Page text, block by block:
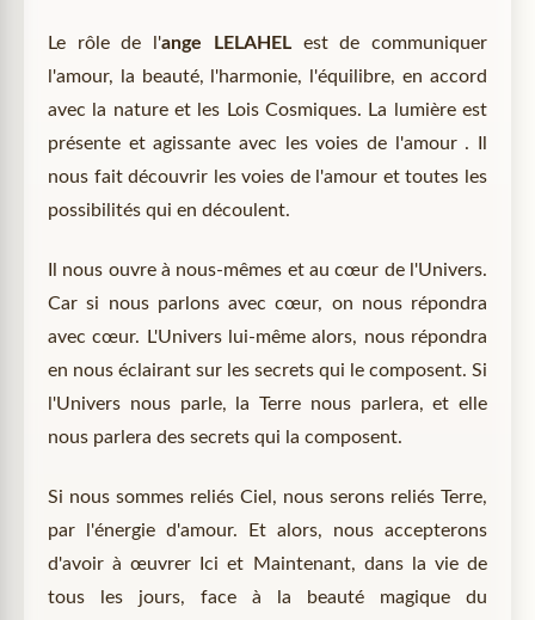
Le rôle de l'ange LELAHELest de communiquer
l'amour, la beauté, l'harmonie, l'équilibre, en accord
avec la nature et les Lois Cosmiques. La lumière est
présente et agissante avec les voies de l'amour . Il
nous fait découvrir les voies de l'amour et toutes les
possibilités qui en découlent.
Il nous ouvre à nous-mêmes et au cœur de l'Univers.
Car si nous parlons avec cœur, on nous répondra
avec cœur. L'Univers lui-même alors, nous répondra
en nous éclairant sur les secrets qui le composent. Si
l'Univers nous parle, la Terre nous parlera, et elle
nous parlera des secrets qui la composent.
Si nous sommes reliés Ciel, nous serons reliés Terre,
par l'énergie d'amour. Et alors, nous accepterons
d'avoir à œuvrer Ici et Maintenant, dans la vie de
tous les jours, face à la beauté magique du